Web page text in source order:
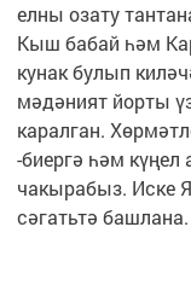
елны озату
Кыш бабай һәм
кунак булып
мәдәният йорты
каралган.
-биергә һәм
чакырабыз. Иске
сәгатьтә башлана.